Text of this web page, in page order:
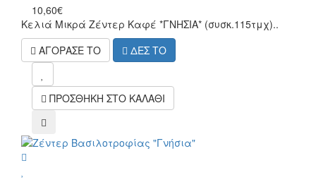
10,60€
Κελιά Μικρά Ζέντερ Καφέ *ΓΝΗΣΙΑ* (συσκ.115τμχ)..
ΑΓΟΡΑΣΕ ΤΟ
ΔΕΣ ΤΟ
ΠΡΟΣΘΗΚΗ ΣΤΟ ΚΑΛΑΘΙ
compare